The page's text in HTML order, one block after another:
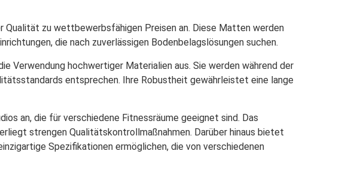
zu wettbewerbsfähigen Preisen an. Diese Matten werden
die nach zuverlässigen Bodenbelagslösungen suchen.
Verwendung hochwertiger Materialien aus. Sie werden während der
entsprechen. Ihre Robustheit gewährleistet eine lange
an, die für verschiedene Fitnessräume geeignet sind. Das
strengen Qualitätskontrollmaßnahmen. Darüber hinaus bietet
Spezifikationen ermöglichen, die von verschiedenen